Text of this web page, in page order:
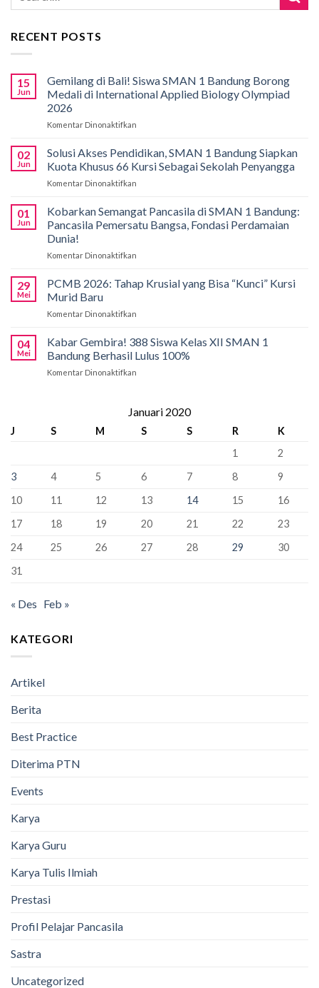
RECENT POSTS
15
Jun
Gemilang di Bali! Siswa SMAN 1 Bandung Borong
Medali di International Applied Biology Olympiad
2026
Komentar Dinonaktifkan
di
Bali!
Siswa
Bandung
Borong
Biology
02
Jun
Solusi Akses Pendidikan, SMAN 1 Bandung Siapkan
Kuota Khusus 66 Kursi Sebagai Sekolah Penyangga
Komentar Dinonaktifkan
Akses
Pendidikan,
SMAN
Kuota
Khusus
Sekolah
Penyangga
01
Jun
Kobarkan Semangat Pancasila di SMAN 1 Bandung:
Pancasila Pemersatu Bangsa, Fondasi Perdamaian
Dunia!
Komentar Dinonaktifkan
Semangat
Pancasila
Bandung:
Pancasila
Dunia!
29
Mei
PCMB 2026: Tahap Krusial yang Bisa “Kunci” Kursi
Murid Baru
Komentar Dinonaktifkan
2026:
Tahap
Krusial
Kursi
Baru
04
Mei
Kabar Gembira! 388 Siswa Kelas XII SMAN 1
Bandung Berhasil Lulus 100%
Komentar Dinonaktifkan
388
Kelas
Bandung
Lulus
100%
Januari 2020
J S M S S R
K
1
2
3
4 5 6 7 8
9
10
11 12 13 14 15
16
17
18 19 20 21 22
23
24
25 26 27 28 29
30
31
« Des Feb »
KATEGORI
Artikel
Berita
Best Practice
Diterima PTN
Events
Karya
Karya Guru
Karya Tulis Ilmiah
Prestasi
Profil Pelajar Pancasila
Sastra
Uncategorized